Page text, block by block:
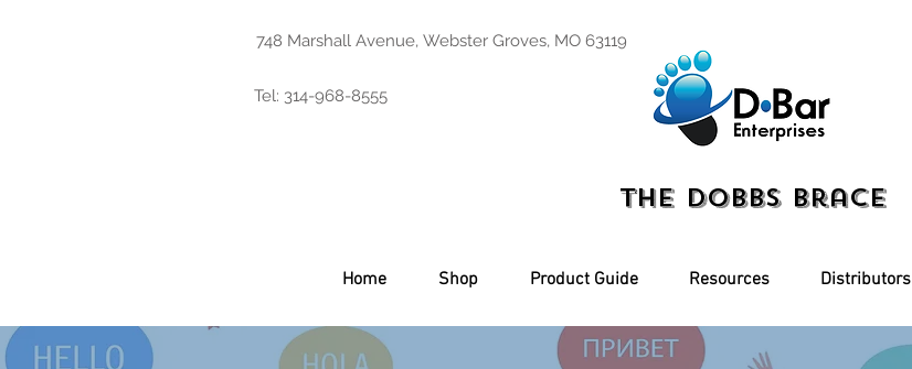
748 Marshall Avenue, Webster Groves, MO 63119
Tel: 314-968-8555
The Dobbs Brace
Home Shop Product Guide Resources Distributors